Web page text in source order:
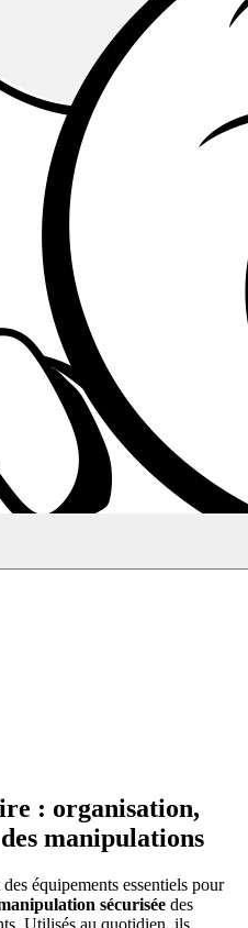
: organisation,
manipulations
des équipements essentiels pour
sécurisée des